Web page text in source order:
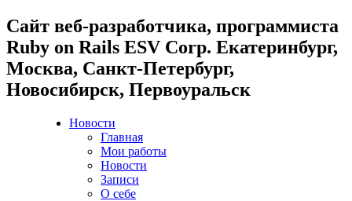
Cайт веб-разработчика, программиста
Ruby on Rails ESV Corp. Екатеринбург,
Москва, Санкт-Петербург,
Новосибирск, Первоуральск
Новости
Главная
Мои работы
Новости
Записи
О себе